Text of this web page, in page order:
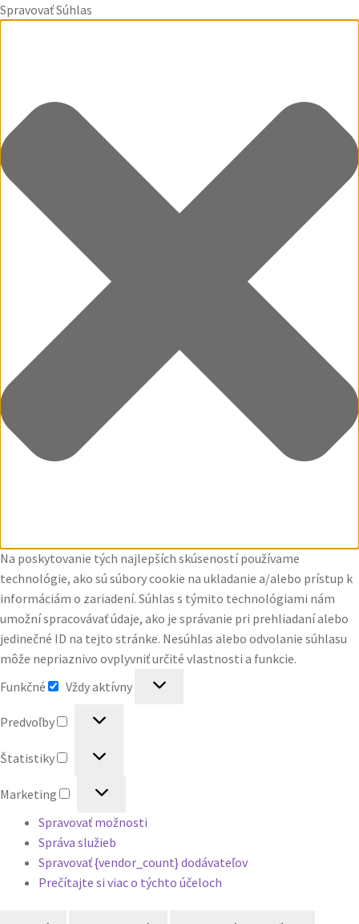
Spravovať Súhlas
Na poskytovanie tých najlepších skúseností používame
technológie, ako sú súbory cookie na ukladanie a/alebo prístup k
informáciám o zariadení. Súhlas s týmito technológiami nám
umožní spracovávať údaje, ako je správanie pri prehliadaní alebo
jedinečné ID na tejto stránke. Nesúhlas alebo odvolanie súhlasu
môže nepriaznivo ovplyvniť určité vlastnosti a funkcie.
Funkčné
Vždy aktívny
Predvoľby
Predvoľby
Štatistiky
Štatistiky
Marketing
Marketing
Spravovať možnosti
Správa služieb
Spravovať {vendor_count} dodávateľov
Prečítajte si viac o týchto účeloch